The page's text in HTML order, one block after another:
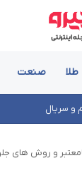
طلا صنعت
و سریال
و روش های